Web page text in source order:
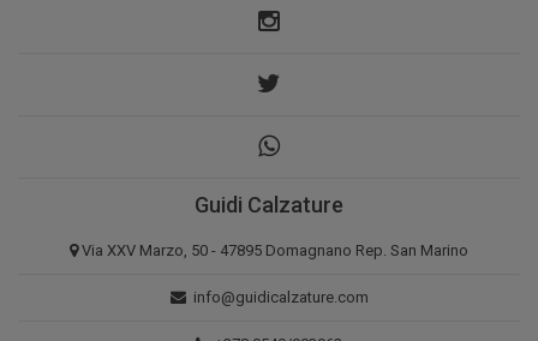
Guidi Calzature
Via XXV Marzo, 50 - 47895 Domagnano Rep. San Marino
info@guidicalzature.com